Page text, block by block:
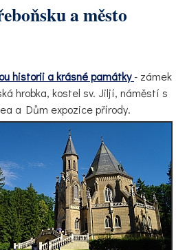
a město
historii a krásné památky - zámek
hrobka, kostel sv. Jiljí, náměstí s
a Dům expozice přírody.